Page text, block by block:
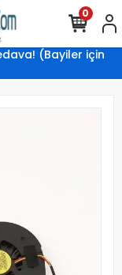
(Bayiler için
0